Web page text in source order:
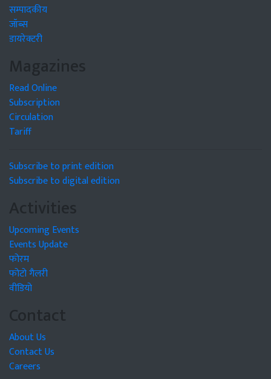
सम्पादकीय
जॉब्स
डायरेक्टरी
Magazines
Read Online
Subscription
Circulation
Tariff
Subscribe to print edition
Subscribe to digital edition
Activities
Upcoming Events
Events Update
फोरम
फोटो गैलरी
वीडियो
Contact
About Us
Contact Us
Careers